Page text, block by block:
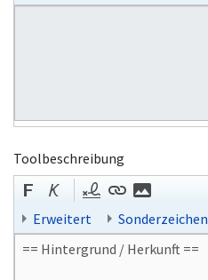
Toolbeschreibung
Erweitert Sonderzeichen